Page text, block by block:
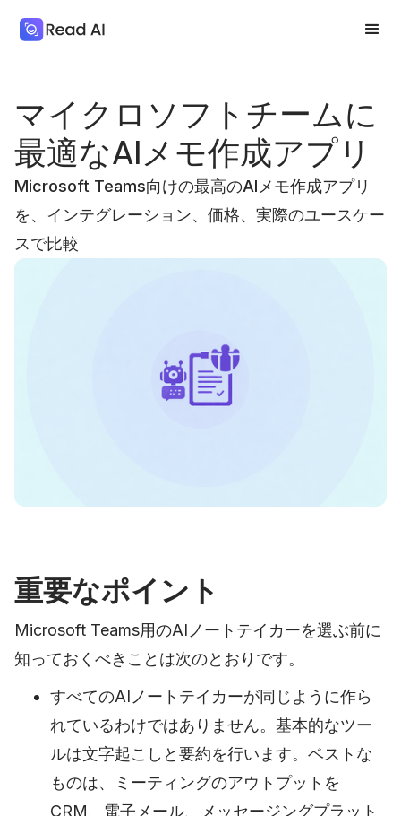
マイクロソフトチームに
最適なAIメモ作成アプリ
Microsoft Teams向けの最高のAIメモ作成アプリ
を、インテグレーション、価格、実際のユースケー
スで比較
重要なポイント
Microsoft Teams用のAIノートテイカーを選ぶ前に
知っておくべきことは次のとおりです。
すべてのAIノートテイカーが同じように作ら
れているわけではありません。基本的なツー
ルは文字起こしと要約を行います。ベストな
ものは、ミーティングのアウトプットを
CRM、電子メール、メッセージングプラット